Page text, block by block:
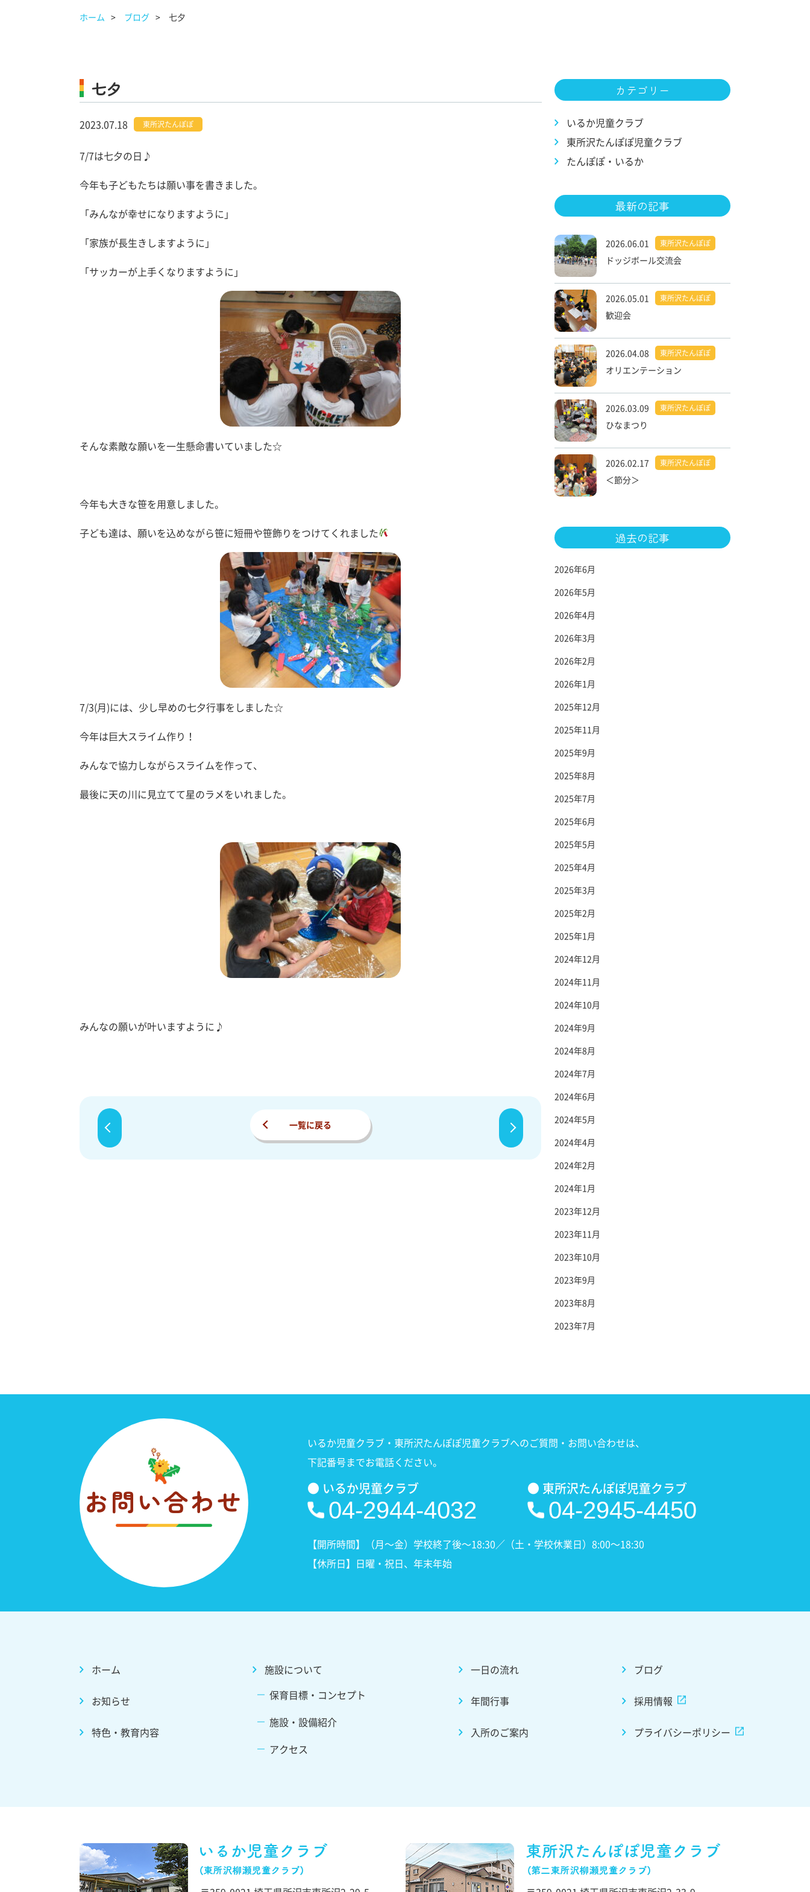
ホーム ブログ 七夕
七夕
2023.07.18 東所沢たんぽぽ
7/7は七夕の日♪
今年も子どもたちは願い事を書きました。
「みんなが幸せになりますように」
「家族が長生きしますように」
「サッカーが上手くなりますように」
そんな素敵な願いを一生懸命書いていました☆
今年も大きな笹を用意しました。
子ども達は、願いを込めながら笹に短冊や笹飾りをつけてくれました
7/3(月)には、少し早めの七夕行事をしました☆
今年は巨大スライム作り！
みんなで協力しながらスライムを作って、
最後に天の川に見立てて星のラメをいれました。
みんなの願いが叶いますように♪
一覧に戻る
カテゴリー
いるか児童クラブ
東所沢たんぽぽ児童クラブ
たんぽぽ・いるか
最新の記事
2026.06.01 東所沢たんぽぽ
ドッジボール交流会
2026.05.01 東所沢たんぽぽ
歓迎会
2026.04.08 東所沢たんぽぽ
オリエンテーション
2026.03.09 東所沢たんぽぽ
ひなまつり
2026.02.17 東所沢たんぽぽ
＜節分＞
過去の記事
2026年6月
2026年5月
2026年4月
2026年3月
2026年2月
2026年1月
2025年12月
2025年11月
2025年9月
2025年8月
2025年7月
2025年6月
2025年5月
2025年4月
2025年3月
2025年2月
2025年1月
2024年12月
2024年11月
2024年10月
2024年9月
2024年8月
2024年7月
2024年6月
2024年5月
2024年4月
2024年2月
2024年1月
2023年12月
2023年11月
2023年10月
2023年9月
2023年8月
2023年7月
お問い合わせ
いるか児童クラブ・東所沢たんぽぽ児童クラブへのご質問・お問い合わせは、
下記番号までお電話ください。
● いるか児童クラブ
04-2944-4032
● 東所沢たんぽぽ児童クラブ
04-2945-4450
【開所時間】（月〜金）学校終了後〜18:30／（土・学校休業日）8:00〜18:30
【休所日】日曜・祝日、年末年始
ホーム
お知らせ
特色・教育内容
施設について
保育目標・コンセプト
施設・設備紹介
アクセス
一日の流れ
年間行事
入所のご案内
ブログ
採用情報
プライバシーポリシー